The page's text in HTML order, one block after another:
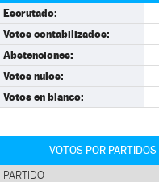
Escrutado:
Votos contabilizados:
Abstenciones:
Votos nulos:
Votos en blanco:
VOTOS POR
PARTIDO